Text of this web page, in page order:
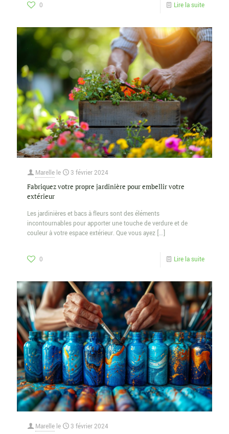
0 Lire la suite
Marelle le 3 février 2024
Fabriquez votre propre jardinière pour embellir votre
extérieur
Les jardinières et bacs à fleurs sont des éléments
incontournables pour apporter une touche de verdure et de
couleur à votre espace extérieur. Que vous ayez […]
0 Lire la suite
Marelle le 3 février 2024